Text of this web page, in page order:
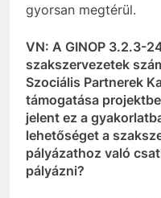
gyorsan megtérül.
VN: A GINOP 3.2.3-
szakszervezetek
Szociális Partnerek
támogatása
jelent ez a
lehetőséget a
pályázathoz való
pályázni?